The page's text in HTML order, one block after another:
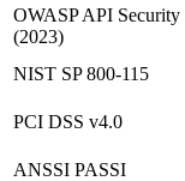
OWASP API Security
(2023)
NIST SP 800-115
PCI DSS v4.0
ANSSI PASSI